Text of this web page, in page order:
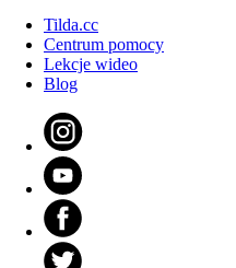
Tilda.cc
Centrum pomocy
Lekcje wideo
Blog